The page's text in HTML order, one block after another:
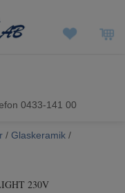
0433-141 00
/ Glaskeramik /
230V